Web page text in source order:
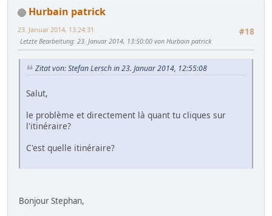
Hurbain patrick
#18
23. Januar 2014, 13:24:31
Letzte Bearbeitung: 23. Januar 2014, 13:50:00 von Hurbain patrick
Zitat von: Stefan Lersch in 23. Januar 2014, 12:55:08
Salut,
le problème et directement là quant tu cliques sur
l'itinéraire?
C'est quelle itinéraire?
Bonjour Stephan,